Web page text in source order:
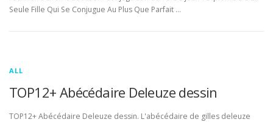
Seule Fille Qui Se Conjugue Au Plus Que Parfait …
ALL
TOP12+ Abécédaire Deleuze dessin
TOP12+ Abécédaire Deleuze dessin. L'abécédaire de gilles deleuze